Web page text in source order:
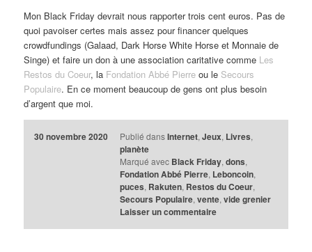
Mon Black Friday devrait nous rapporter trois cent euros. Pas de
quoi pavoiser certes mais assez pour financer quelques
crowdfundings (Galaad, Dark Horse White Horse et Monnaie de
Singe) et faire un don à une association caritative comme Les
Restos du Coeur, la Fondation Abbé Pierre ou le Secours
Populaire. En ce moment beaucoup de gens ont plus besoin
d’argent que moi.
30 novembre 2020 Publié dans Internet, Jeux, Livres,
planète
Marqué avec Black Friday, dons,
Fondation Abbé Pierre, Leboncoin,
puces, Rakuten, Restos du Coeur,
Secours Populaire, vente, vide grenier
Laisser un commentaire